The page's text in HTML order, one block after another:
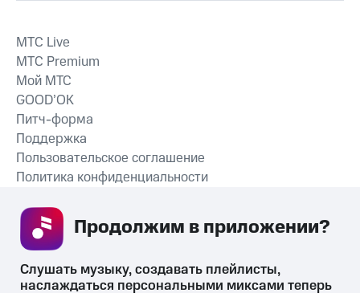
СКАЧАТЬ ПРИЛОЖЕНИЕ
MTС Live
MTС Premium
Мой МТС
GOOD’OK
Питч-форма
Поддержка
Пользовательское соглашение
Политика конфиденциальности
Слушать музыку, создавать плейлисты,
наслаждаться персональными миксами теперь